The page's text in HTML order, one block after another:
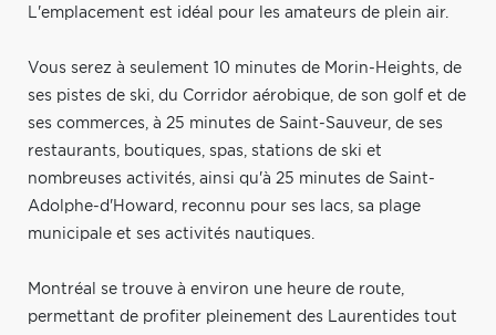
L'emplacement est idéal pour les amateurs de plein air.
Vous serez à seulement 10 minutes de Morin-Heights, de
ses pistes de ski, du Corridor aérobique, de son golf et de
ses commerces, à 25 minutes de Saint-Sauveur, de ses
restaurants, boutiques, spas, stations de ski et
nombreuses activités, ainsi qu'à 25 minutes de Saint-
Adolphe-d'Howard, reconnu pour ses lacs, sa plage
municipale et ses activités nautiques.
Montréal se trouve à environ une heure de route,
permettant de profiter pleinement des Laurentides tout